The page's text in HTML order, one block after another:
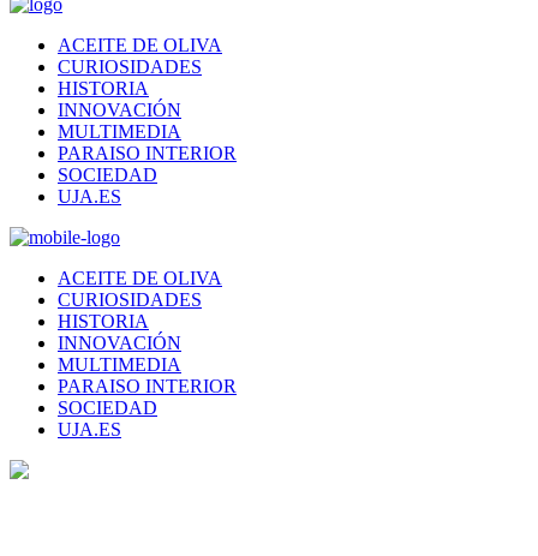
ACEITE DE OLIVA
CURIOSIDADES
HISTORIA
INNOVACIÓN
MULTIMEDIA
PARAISO INTERIOR
SOCIEDAD
UJA.ES
ACEITE DE OLIVA
CURIOSIDADES
HISTORIA
INNOVACIÓN
MULTIMEDIA
PARAISO INTERIOR
SOCIEDAD
UJA.ES